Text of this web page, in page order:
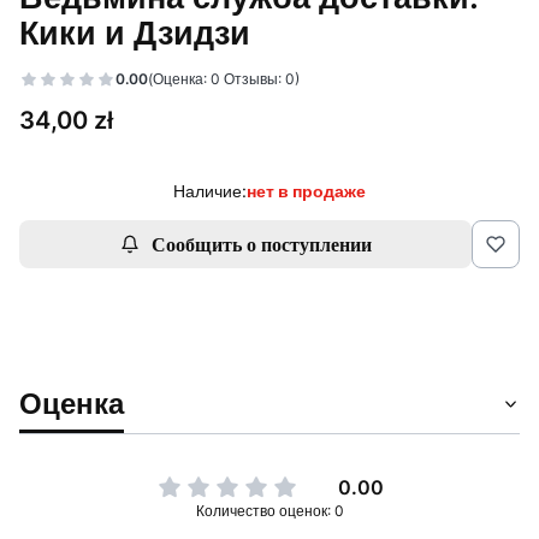
Кики и Дзидзи
0.00(Оценка: 0 Отзывы: 0)
Цена
34,00 zł
Наличие:нет в продаже
Сообщить о поступлении
Оценка
0.00
Количество оценок: 0